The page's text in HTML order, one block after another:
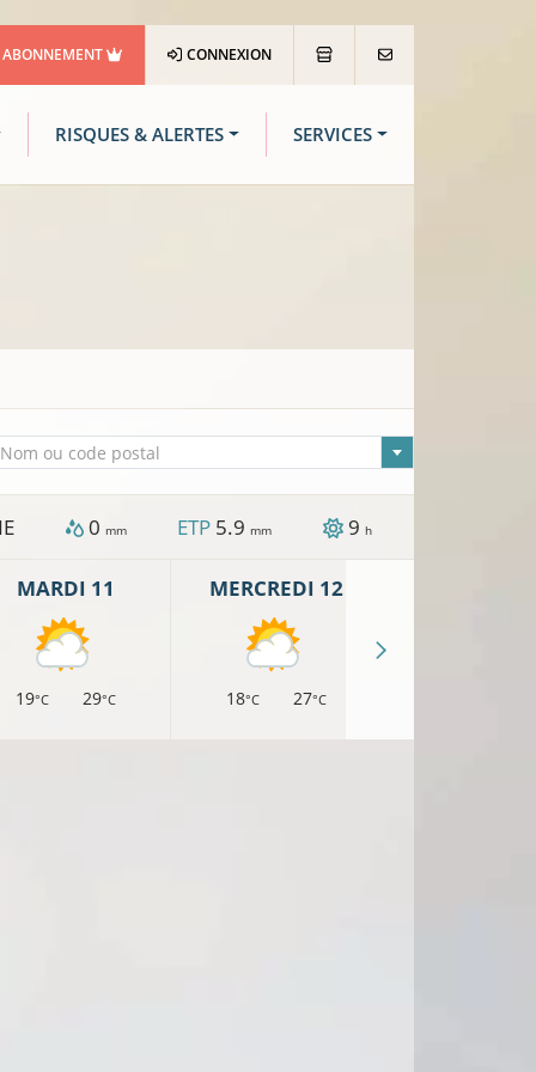
ABONNEMENT CONNEXION
RISQUES & ALERTES SERVICES
sélectionnée
Nom ou code postal
0 mm ETP 5.9 mm 9 h
MARDI 11
19°C 29°C
MERCREDI 12
18°C 27°C